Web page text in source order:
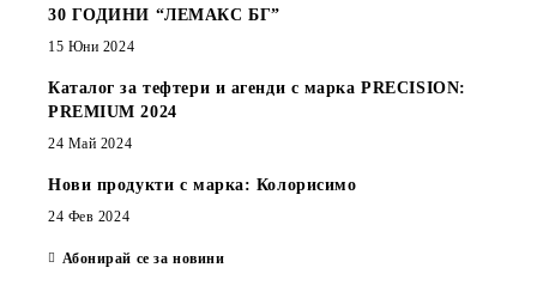
30 ГОДИНИ “ЛЕМАКС БГ”
15 Юни 2024
Каталог за тефтери и агенди с марка PRECISION:
PREMIUM 2024
24 Май 2024
Нови продукти с марка: Колорисимо
24 Фев 2024
Абонирай се за новини